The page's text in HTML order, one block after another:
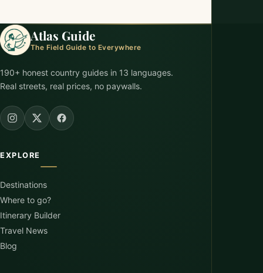
Atlas Guide
The Field Guide to Everywhere
190+ honest country guides in 13 languages.
Real streets, real prices, no paywalls.
EXPLORE
Destinations
Where to go?
Itinerary Builder
Travel News
Blog